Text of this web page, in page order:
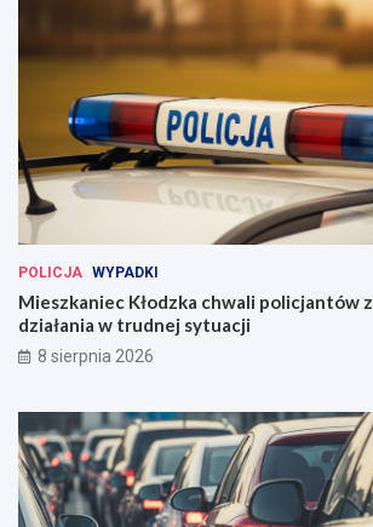
POLICJA WYPADKI
Mieszkaniec Kłodzka chwali policjantów
działania w trudnej sytuacji
8 sierpnia 2026